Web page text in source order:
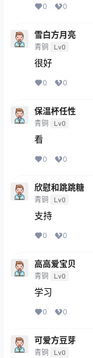
0 0
雪白方月亮
青铜 Lv0
很好
0 0
保温杯任性
青铜 Lv0
看
0 0
欣慰和跳跳糖
青铜 Lv0
支持
0 0
高高爱宝贝
青铜 Lv0
学习
0 0
可爱方豆芽
青铜 Lv0